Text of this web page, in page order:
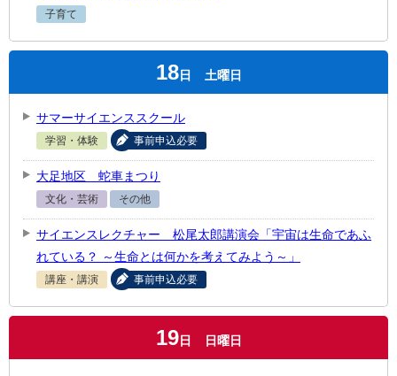
子育て
18日 土曜日
サマーサイエンススクール
学習・体験 事前申込必要
大足地区 蛇車まつり
文化・芸術 その他
サイエンスレクチャー 松尾太郎講演会「宇宙は生命であふ
れている？ ～生命とは何かを考えてみよう～」
講座・講演 事前申込必要
19日 日曜日